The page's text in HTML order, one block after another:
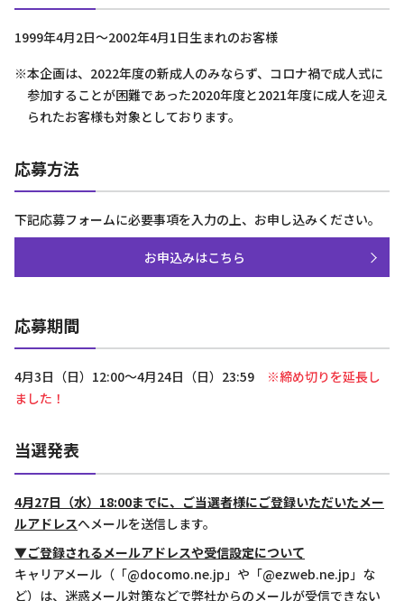
1999年4月2日～2002年4月1日生まれのお客様
※本企画は、2022年度の新成人のみならず、コロナ禍で成人式に
参加することが困難であった2020年度と2021年度に成人を迎え
られたお客様も対象としております。
応募方法
下記応募フォームに必要事項を入力の上、お申し込みください。
お申込みはこちら
応募期間
4月3日（日）12:00～4月24日（日）23:59 ※締め切りを延長し
ました！
当選発表
4月27日（水）18:00までに、ご当選者様にご登録いただいたメー
ルアドレスへメールを送信します。
▼ご登録されるメールアドレスや受信設定について
キャリアメール（「@docomo.ne.jp」や「@ezweb.ne.jp」な
ど）は、迷惑メール対策などで弊社からのメールが受信できない